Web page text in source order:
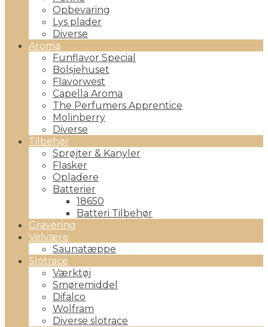
Opbevaring
Lys plader
Diverse
Aroma
Funflavor Special
Bolsjehuset
Flavorwest
Capella Aroma
The Perfumers Apprentice
Molinberry
Diverse
Tilbehør
Sprøjter & Kanyler
Flasker
Opladere
Batterier
18650
Batteri Tilbehør
Gravering
Velvære
Saunatæppe
Slotrace
Værktøj
Smøremiddel
Difalco
Wolfram
Diverse slotrace